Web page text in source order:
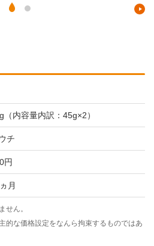
（内容量内訳：45g×2）
チ
円
月
せん。
的な価格設定をなんら拘束するものではあ